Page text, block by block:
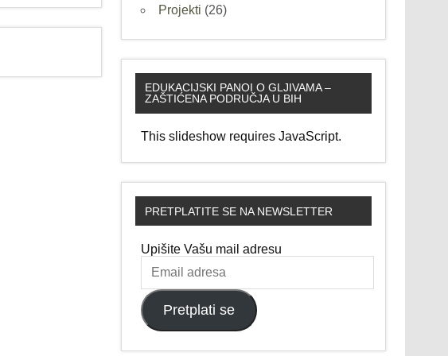
Projekti (26)
EDUKACIJSKI PANOI O GLJIVAMA –
ZAŠTIĆENA PODRUČJA U BIH
This slideshow requires JavaScript.
PRETPLATITE SE NA NEWSLETTER
Upišite Vašu mail adresu
Email
adresa
Pretplati se